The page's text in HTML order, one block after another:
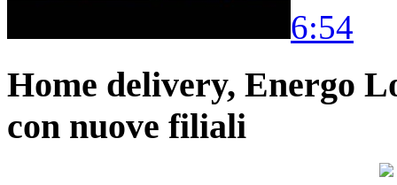
6:54
Home delivery, Energo
con nuove filiali